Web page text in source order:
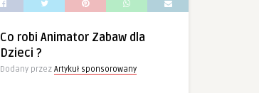
Co robi Animator Zabaw dla
Dzieci ?
Dodany przez Artykuł sponsorowany